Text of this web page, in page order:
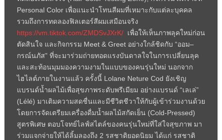
Personal Color เพื่อแนะนำโทนสีผมที่เหมาะกับแต่ละบุคคล
รวมถึงการทดลองฟิลเตอร์สีผมเสมือนจริง
https://vm.tiktok.com/ZMDSvJXrK/เพื่อให้เห็นภาพลุคใหม่ก่อน
ตัดสินใจ และกิจกรรม Meet & Greet อย่างใกล้ชิดกับ “ออม–
กรณ์นภัส” ที่จะมาร่วมถ่ายทอดแรงบันดาลใจในการเปลี่ยนลุค
และสะท้อนมุมมองความงามในแบบของคนรุ่นใหม่ นอกจาก
ไฮไลต์ภายในงานแล้ว ครั้งนี้ Lolane Neture Cod ยังเชิญ
แบรนด์น้ำผลไม้เพื่อสุขภาพระดับพรีเมียม อย่างแบรนด์ “เลเล่”
(Lélé) มาเติมความสดชื่นและมีชีวิตชีวาให้กับผู้เข้าร่วมงานด้วย
โดยการจัดเตรียมเครื่องดื่มน้ำผลไม้สกัดเย็น (Cold-Pressed)
สูตรพิเศษ ตอบโจทย์ไลฟ์สไตล์ของคนรุ่นใหม่ที่ใส่ใจสุขภาพ มา
ร่วมแจกจ่ายให้ได้ลิ้มลองถึง 2 รสชาติยอดนิยม ได้แก่ รสชาติ